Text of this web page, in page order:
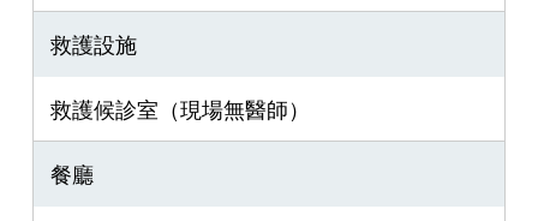
救護設施
救護候診室（現場無醫師）
餐廳